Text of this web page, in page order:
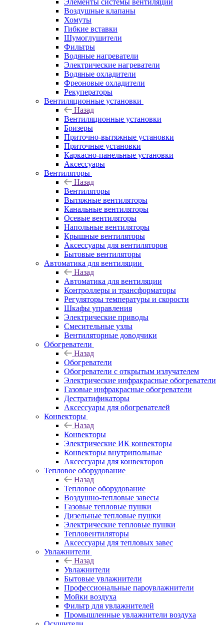
Элементы системы вентиляции
Воздушные клапаны
Хомуты
Гибкие вставки
Шумоглушители
Фильтры
Водяные нагреватели
Электрические нагреватели
Водяные охладители
Фреоновые охладители
Рекуператоры
Вентиляционные установки
Назад
Вентиляционные установки
Бризеры
Приточно-вытяжные установки
Приточные установки
Каркасно-панельные установки
Аксессуары
Вентиляторы
Назад
Вентиляторы
Вытяжные вентиляторы
Канальные вентиляторы
Осевые вентиляторы
Напольные вентиляторы
Крышные вентиляторы
Аксессуары для вентиляторов
Бытовые вентиляторы
Автоматика для вентиляции
Назад
Автоматика для вентиляции
Контроллеры и трансформаторы
Регуляторы температуры и скорости
Шкафы управления
Электрические приводы
Смесительные узлы
Вентиляторные доводчики
Обогреватели
Назад
Обогреватели
Обогреватели с открытым излучателем
Электрические инфракрасные обогреватели
Газовые инфракрасные обогреватели
Дестратификаторы
Аксессуары для обогревателей
Конвекторы
Назад
Конвекторы
Электрические ИК конвекторы
Конвекторы внутрипольные
Аксессуары для конвекторов
Тепловое оборудование
Назад
Тепловое оборудование
Воздушно-тепловые завесы
Газовые тепловые пушки
Дизельные тепловые пушки
Электрические тепловые пушки
Тепловентиляторы
Аксессуары для тепловых завес
Увлажнители
Назад
Увлажнители
Бытовые увлажнители
Профессиональные пароувлажнители
Мойки воздуха
Фильтр для увлажнителей
Промышленные увлажнители воздуха